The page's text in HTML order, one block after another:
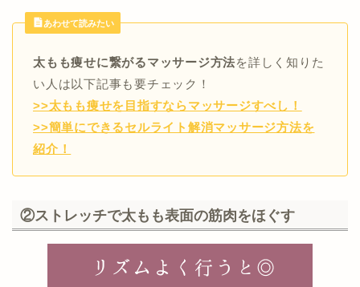
あわせて読みたい
太もも痩せに繋がるマッサージ方法を詳しく知りた
い人は以下記事も要チェック！
>>太もも痩せを目指すならマッサージすべし！
>>簡単にできるセルライト解消マッサージ方法を
紹介！
②ストレッチで太もも表面の筋肉をほぐす